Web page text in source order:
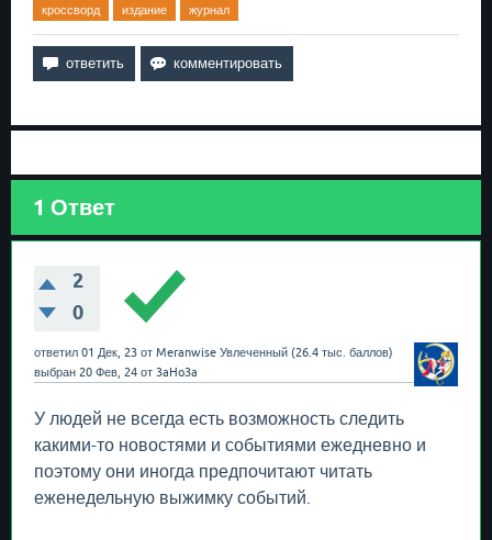
кроссворд издание журнал
1 Ответ
2
0
ответил 01 Дек, 23 от Meranwise Увлеченный (26.4 тыс. баллов)
выбран 20 Фев, 24 от 3aHo3a
У людей не всегда есть возможность следить
какими-то новостями и событиями ежедневно и
поэтому они иногда предпочитают читать
еженедельную выжимку событий.